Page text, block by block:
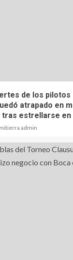
de los pilotos
atrapado en
estrellarse en
admin